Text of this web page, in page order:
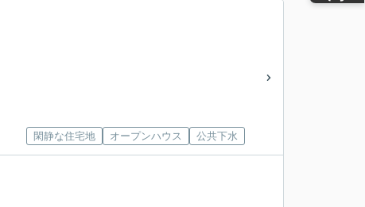
閑静な住宅地 オープンハウス 公共下水